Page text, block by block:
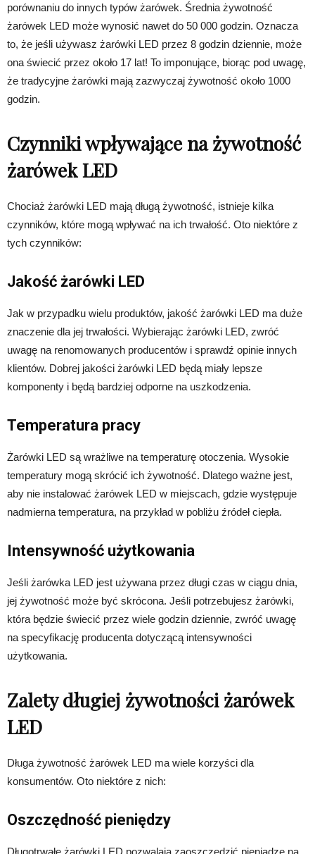
porównaniu do innych typów żarówek. Średnia żywotność
żarówek LED może wynosić nawet do 50 000 godzin. Oznacza
to, że jeśli używasz żarówki LED przez 8 godzin dziennie, może
ona świecić przez około 17 lat! To imponujące, biorąc pod uwagę,
że tradycyjne żarówki mają zazwyczaj żywotność około 1000
godzin.
Czynniki wpływające na żywotność
żarówek LED
Chociaż żarówki LED mają długą żywotność, istnieje kilka
czynników, które mogą wpływać na ich trwałość. Oto niektóre z
tych czynników:
Jakość żarówki LED
Jak w przypadku wielu produktów, jakość żarówki LED ma duże
znaczenie dla jej trwałości. Wybierając żarówki LED, zwróć
uwagę na renomowanych producentów i sprawdź opinie innych
klientów. Dobrej jakości żarówki LED będą miały lepsze
komponenty i będą bardziej odporne na uszkodzenia.
Temperatura pracy
Żarówki LED są wrażliwe na temperaturę otoczenia. Wysokie
temperatury mogą skrócić ich żywotność. Dlatego ważne jest,
aby nie instalować żarówek LED w miejscach, gdzie występuje
nadmierna temperatura, na przykład w pobliżu źródeł ciepła.
Intensywność użytkowania
Jeśli żarówka LED jest używana przez długi czas w ciągu dnia,
jej żywotność może być skrócona. Jeśli potrzebujesz żarówki,
która będzie świecić przez wiele godzin dziennie, zwróć uwagę
na specyfikację producenta dotyczącą intensywności
użytkowania.
Zalety długiej żywotności żarówek
LED
Długa żywotność żarówek LED ma wiele korzyści dla
konsumentów. Oto niektóre z nich:
Oszczędność pieniędzy
Długotrwałe żarówki LED pozwalają zaoszczędzić pieniądze na